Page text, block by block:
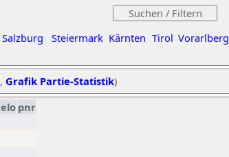
Salzburg Steiermark Kärnten Tirol Vorarlberg
, Grafik Partie-Statistik)
elo pnr